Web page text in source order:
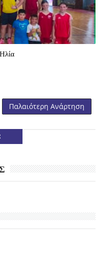
Παλαιότερη Ανάρτηση